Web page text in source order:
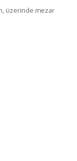
üzerinde mezar